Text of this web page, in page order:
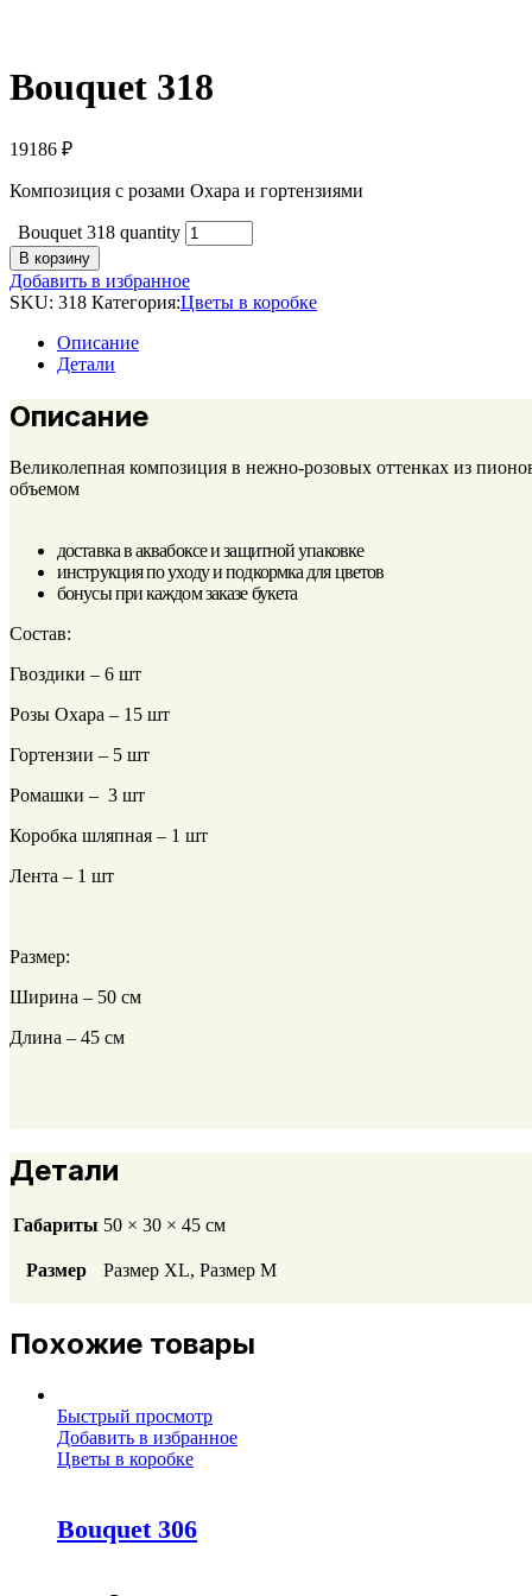
Bouquet 318
19186 ₽
Композиция с розами Охара и гортензиями
Bouquet 318 quantity
В корзину
Добавить в избранное
SKU: 318 Категория:Цветы в коробке
Описание
Детали
Описание
Великолепная композиция в нежно-розовых оттенках из
объемом
доставка в аквабоксе и защитной упаковке
инструкция по уходу и подкормка для цветов
бонусы при каждом заказе букета
Состав:
Гвоздики – 6 шт
Розы Охара – 15 шт
Гортензии – 5 шт
Ромашки – 3 шт
Коробка шляпная – 1 шт
Лента – 1 шт
Размер:
Ширина – 50 см
Длина – 45 см
Детали
Габариты 50 × 30 × 45 см
Размер Размер ХL, Размер М
Похожие товары
Быстрый просмотр
Добавить в избранное
Цветы в коробке
Bouquet 306